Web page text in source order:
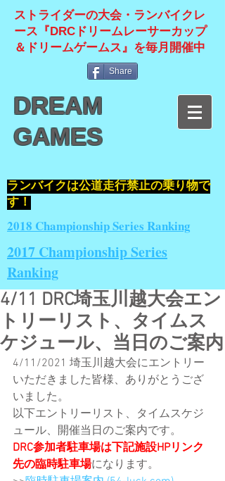
ストライダーの大会・ランバイクレ
ース『DRCドリームレーサーカップ
＆ドリームゲームス』を毎月開催中
Share
DREAM
GAMES
​ランバイクは公道走行禁止の乗り物で
す！
2018 Championship Series Ranking
2017 Championship Series
Ranking
4/11 DRC埼玉川越大会エン
トリーリスト、タイムス
ケジュール、当日のご案内
4/11/2021 埼玉川越大会にエントリー
いただきました皆様、ありがとうござ
いました。
以下エントリーリスト、タイムスケジ
ュール、開催当日のご案内です。
DRC参加者駐車場は下記施設HPリンク
先の臨時駐車場になります。